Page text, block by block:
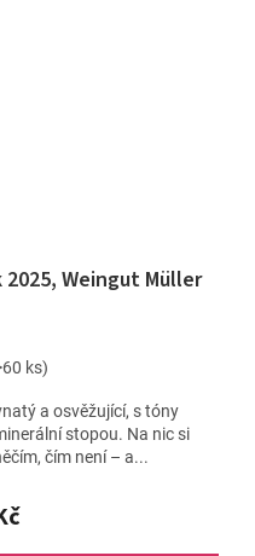
Weingut Müller
ks)
a osvěžující, s tóny
stopou. Na nic si
čím není – a...